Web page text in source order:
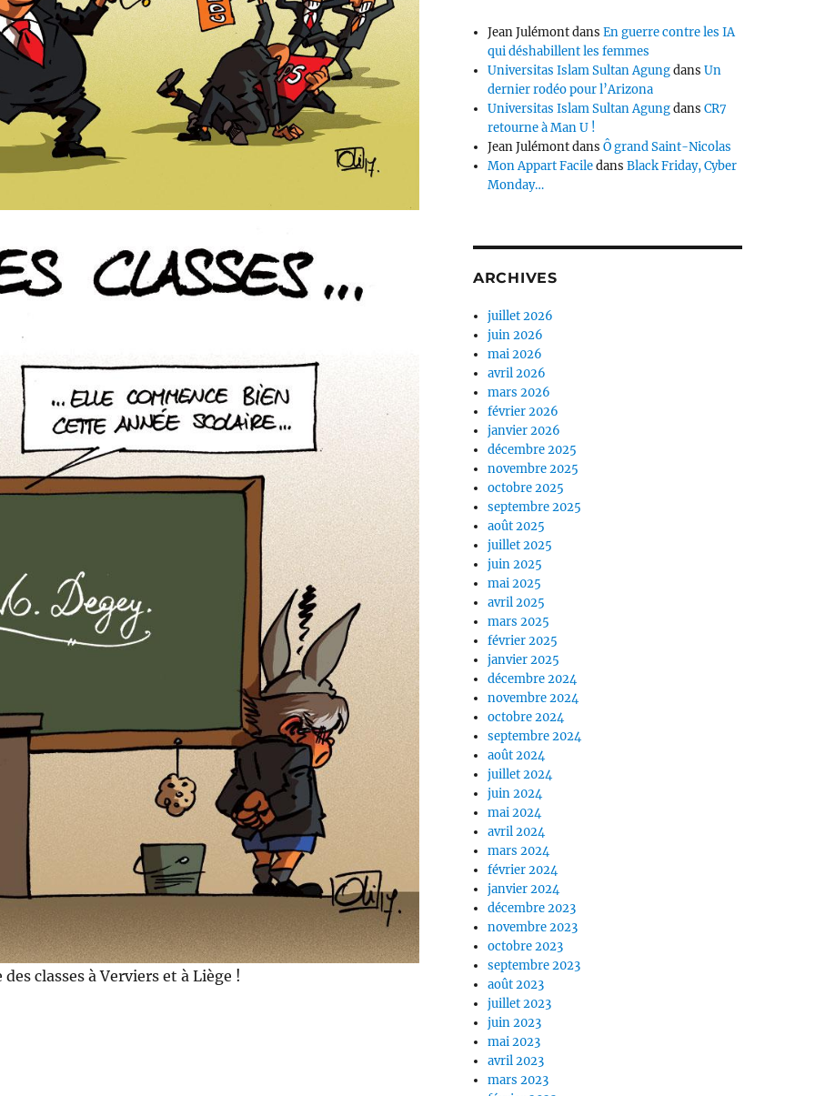
classes à Verviers et à Liège !
Jean JulémontdansEn guerre contre les IA
qui déshabillent les femmes
Universitas Islam Sultan AgungdansUn
dernier rodéo pour l’Arizona
Universitas Islam Sultan AgungdansCR7
retourne à Man U !
Jean JulémontdansÔ grand Saint-Nicolas
Mon Appart FaciledansBlack Friday, Cyber
Monday…
ARCHIVES
juillet 2026
juin 2026
mai 2026
avril 2026
mars 2026
février 2026
janvier 2026
décembre 2025
novembre 2025
octobre 2025
septembre 2025
août 2025
juillet 2025
juin 2025
mai 2025
avril 2025
mars 2025
février 2025
janvier 2025
décembre 2024
novembre 2024
octobre 2024
septembre 2024
août 2024
juillet 2024
juin 2024
mai 2024
avril 2024
mars 2024
février 2024
janvier 2024
décembre 2023
novembre 2023
octobre 2023
septembre 2023
août 2023
juillet 2023
juin 2023
mai 2023
avril 2023
mars 2023